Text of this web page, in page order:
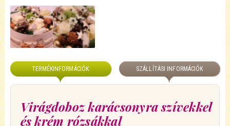
TERMÉKINFORMÁCIÓK SZÁLLÍTÁSI INFORMÁCIÓK
Virágdoboz karácsonyra szívekkel
és krém rózsákkal